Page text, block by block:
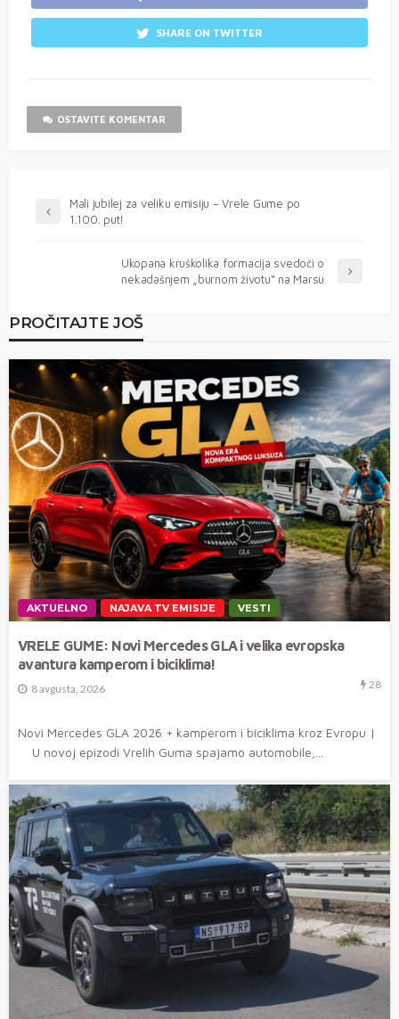
SHARE ON TWITTER
OSTAVITE KOMENTAR
Mali jubilej za veliku emisiju – Vrele Gume po
1.100. put!
Ukopana kruškolika formacija svedoči o
nekadašnjem „burnom životu“ na Marsu
PROČITAJTE JOŠ
AKTUELNO NAJAVA TV EMISIJE VESTI
VRELE GUME: Novi Mercedes GLA i velika evropska
avantura kamperom i biciklima!
8 avgusta, 2026 28
Novi Mercedes GLA 2026 + kamperom i biciklima kroz Evropu |
U novoj epizodi Vrelih Guma spajamo automobile,...